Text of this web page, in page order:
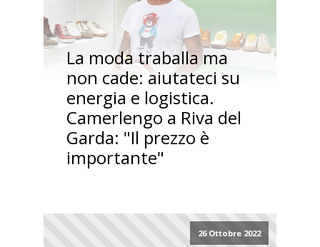
La moda traballa ma
non cade: aiutateci su
energia e logistica.
Camerlengo a Riva del
Garda: "Il prezzo è
importante"
26 Ottobre 2022